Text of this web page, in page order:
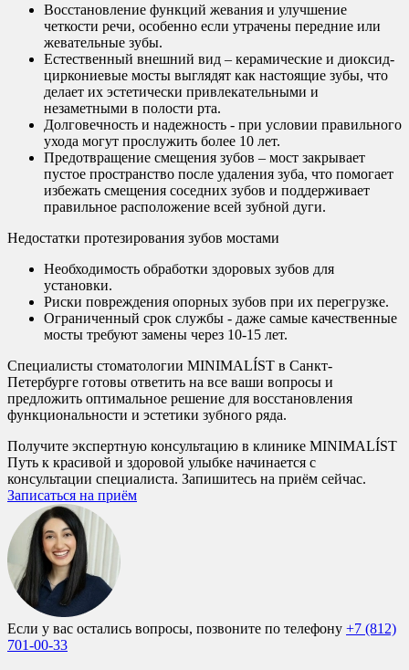
Восстановление функций жевания и улучшение
четкости речи, особенно если утрачены передние или
жевательные зубы.
Естественный внешний вид – керамические и диоксид-
циркониевые мосты выглядят как настоящие зубы, что
делает их эстетически привлекательными и
незаметными в полости рта.
Долговечность и надежность - при условии правильного
ухода могут прослужить более 10 лет.
Предотвращение смещения зубов – мост закрывает
пустое пространство после удаления зуба, что помогает
избежать смещения соседних зубов и поддерживает
правильное расположение всей зубной дуги.
Недостатки протезирования зубов мостами
Необходимость обработки здоровых зубов для
установки.
Риски повреждения опорных зубов при их перегрузке.
Ограниченный срок службы - даже самые качественные
мосты требуют замены через 10-15 лет.
Специалисты стоматологии MINIMALÍST в Санкт-
Петербурге готовы ответить на все ваши вопросы и
предложить оптимальное решение для восстановления
функциональности и эстетики зубного ряда.
Получите экспертную консультацию в клинике MINIMALÍST
Путь к красивой и здоровой улыбке начинается с
консультации специалиста. Запишитесь на приём сейчас.
Записаться на приём
Если у вас остались вопросы, позвоните по телефону +7 (812)
701-00-33